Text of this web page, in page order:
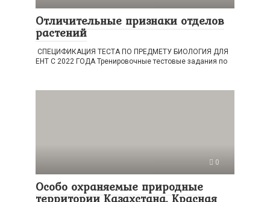
Отличительные признаки отделов
растений
СПЕЦИФИКАЦИЯ ТЕСТА ПО ПРЕДМЕТУ БИОЛОГИЯ ДЛЯ
ЕНТ С 2022 ГОДА Тренировочные тестовые задания по
0
Особо охраняемые природные
территории Казахстана. Красная